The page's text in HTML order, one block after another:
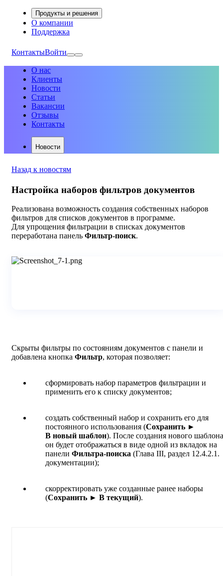
Продукты и решения
О компании
Поддержка
КонтактыВойти
О нас
Клиенты
Новости
Статьи
Вакансии
Отзывы
Контакты
Новости
Назад к новостям
Настройка наборов фильтров документов
Реализована возможность создания собственных наборов
фильтров для списков документов в программе.
Для упрощения фильтрации в списках документов
переработана панель Фильтр-поиск.
Скрыты фильтры по состояниям документов с панели и
добавлена кнопка Фильтр, которая позволяет:
сформировать набор параметров фильтрации и
применить его к списку документов;
создать собственный набор и сохранить его для
постоянного использования (Сохранить ►
В новый шаблон). После создания нового шаблона
он будет отображаться в виде одной из вкладок на
панели Фильтра-поиска (Глава III, раздел 12.4.2.1.
документации);
скорректировать уже созданные ранее наборы
(Сохранить ► В текущий).